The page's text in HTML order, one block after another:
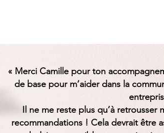
« Merci Camille pour ton
de base pour m’aider dans la
Il ne me reste plus qu’à retrousser
recommandations ! Cela devrait être